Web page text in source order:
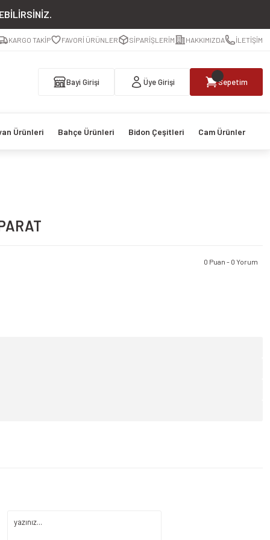
KARGO TAKİP FAVORİ ÜRÜNLER SİPARİŞLERİM HAKKIMIZDA İLETİŞİM
Bayi Girişi Üye Girişi Sepetim
Ürünleri Bahçe Ürünleri Bidon Çeşitleri Cam Ürünler
0 Puan - 0 Yorum